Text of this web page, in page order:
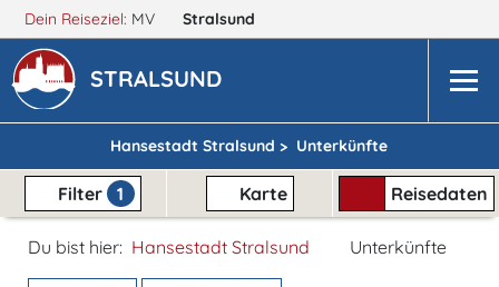
Dein Reiseziel: MV Stralsund
STRALSUND
Hansestadt Stralsund > Unterkünfte
Filter 1 Karte Reisedaten
Du bist hier: Hansestadt Stralsund Unterkünfte